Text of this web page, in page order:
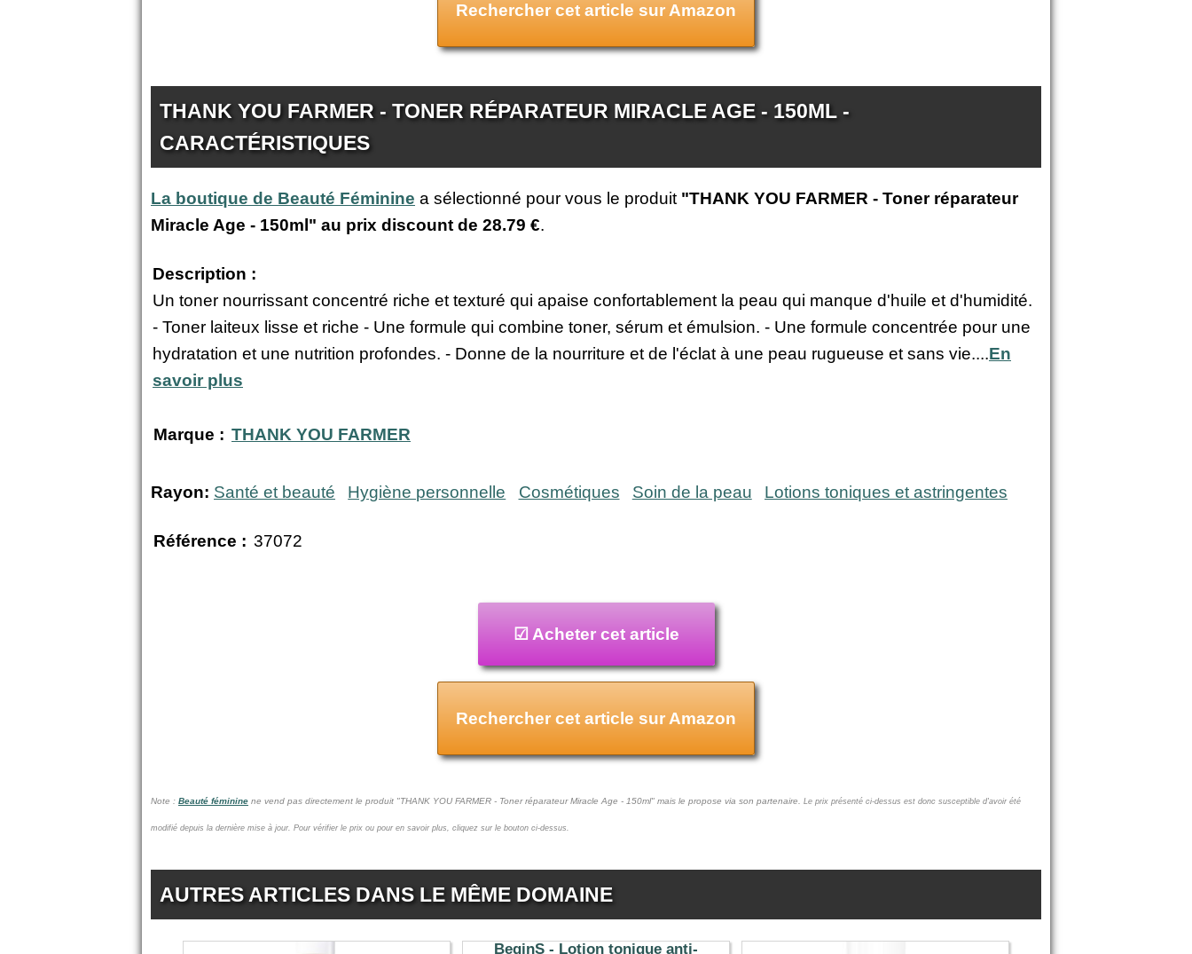
Rechercher cet article sur Amazon
THANK YOU FARMER - TONER RÉPARATEUR MIRACLE AGE - 150ML -
CARACTÉRISTIQUES
La boutique de Beauté Féminine a sélectionné pour vous le produit "THANK YOU FARMER - Toner réparateur
Miracle Age - 150ml" au prix discount de 28.79 €.
Description :
Un toner nourrissant concentré riche et texturé qui apaise confortablement la peau qui manque d'huile et d'humidité.
- Toner laiteux lisse et riche - Une formule qui combine toner, sérum et émulsion. - Une formule concentrée pour une
hydratation et une nutrition profondes. - Donne de la nourriture et de l'éclat à une peau rugueuse et sans vie....En
savoir plus
Marque : THANK YOU FARMER
Rayon: Santé et beauté Hygiène personnelle Cosmétiques Soin de la peau Lotions toniques et astringentes
Référence : 37072
☑ Acheter cet article
Rechercher cet article sur Amazon
Note : Beauté féminine ne vend pas directement le produit "THANK YOU FARMER - Toner réparateur Miracle Age - 150ml" mais le propose via son partenaire. Le prix présenté ci-dessus est donc susceptible d'avoir été
modifié depuis la dernière mise à jour. Pour vérifier le prix ou pour en savoir plus, cliquez sur le bouton ci-dessus.
AUTRES ARTICLES DANS LE MÊME DOMAINE
BeginS - Lotion tonique anti-